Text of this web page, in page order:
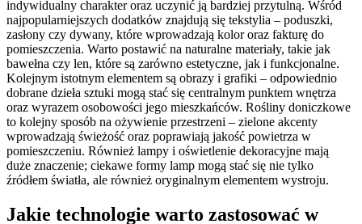
indywidualny charakter oraz uczynić ją bardziej przytulną. Wśród
najpopularniejszych dodatków znajdują się tekstylia – poduszki,
zasłony czy dywany, które wprowadzają kolor oraz fakturę do
pomieszczenia. Warto postawić na naturalne materiały, takie jak
bawełna czy len, które są zarówno estetyczne, jak i funkcjonalne.
Kolejnym istotnym elementem są obrazy i grafiki – odpowiednio
dobrane dzieła sztuki mogą stać się centralnym punktem wnętrza
oraz wyrazem osobowości jego mieszkańców. Rośliny doniczkowe
to kolejny sposób na ożywienie przestrzeni – zielone akcenty
wprowadzają świeżość oraz poprawiają jakość powietrza w
pomieszczeniu. Również lampy i oświetlenie dekoracyjne mają
duże znaczenie; ciekawe formy lamp mogą stać się nie tylko
źródłem światła, ale również oryginalnym elementem wystroju.
Jakie technologie warto zastosować w